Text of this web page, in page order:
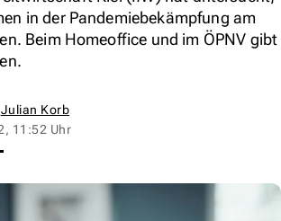
in der Pandemiebekämpfung am
Beim Homeoffice und im ÖPNV gibt
Julian Korb
11:52 Uhr